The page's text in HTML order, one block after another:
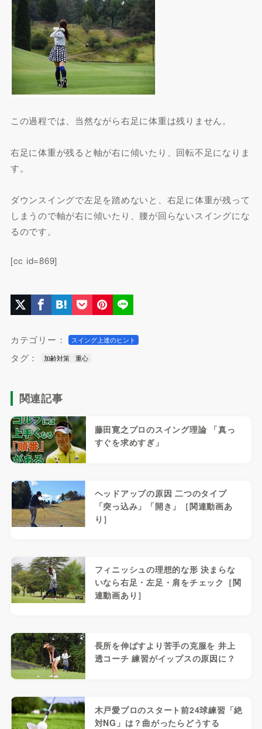
この過程では、当然ながら右足に体重は残りません。
右足に体重が残ると軸が右に傾いたり、回転不足になりま
す。
ダウンスイングで左足を踏めないと、右足に体重が残って
しまうので軸が右に傾いたり、腰が回らないスイングにな
るのです。
[cc id=869]
カテゴリー： スイング上達のヒント
タグ： 加齢対策 重心
関連記事
藤田寛之プロのスイング理論 「真っ
すぐを求めすぎ」
ヘッドアップの原因 二つのタイプ
「突っ込み」「開き」［関連動画あ
り］
フィニッシュの理想的な形 決まらな
いなら右足・左足・肩をチェック［関
連動画あり］
長所を伸ばすより苦手の克服を 井上
透コーチ 練習がイップスの原因に？
木戸愛プロのスタート前24球練習「絶
対NG」は？曲がったらどうする